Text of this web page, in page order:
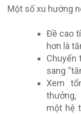
Một số xu hướng
Đề cao
hơn là
Chuyển
sang
Xem
một hệ